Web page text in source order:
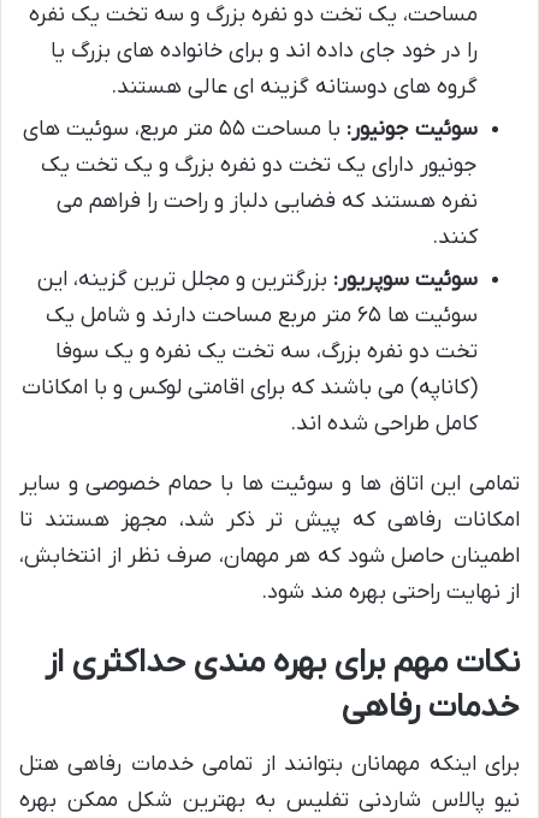
مساحت، یک تخت دو نفره بزرگ و سه تخت یک نفره
را در خود جای داده اند و برای خانواده های بزرگ یا
گروه های دوستانه گزینه ای عالی هستند.
سوئیت جونیور:
با مساحت ۵۵ متر مربع، سوئیت های
جونیور دارای یک تخت دو نفره بزرگ و یک تخت یک
نفره هستند که فضایی دلباز و راحت را فراهم می
کنند.
سوئیت سوپریور: بزرگترین و مجلل ترین گزینه، این
سوئیت ها ۶۵ متر مربع مساحت دارند و شامل یک
تخت دو نفره بزرگ، سه تخت یک نفره و یک سوفا
(کاناپه) می باشند که برای اقامتی لوکس و با امکانات
کامل طراحی شده اند.
تمامی این اتاق ها و سوئیت ها با حمام خصوصی و سایر
امکانات رفاهی که پیش تر ذکر شد، مجهز هستند تا
اطمینان حاصل شود که هر مهمان، صرف نظر از انتخابش،
از نهایت راحتی بهره مند شود.
نکات مهم برای بهره مندی حداکثری از
خدمات رفاهی
برای اینکه مهمانان بتوانند از تمامی خدمات رفاهی هتل
نیو پالاس شاردنی تفلیس به بهترین شکل ممکن بهره